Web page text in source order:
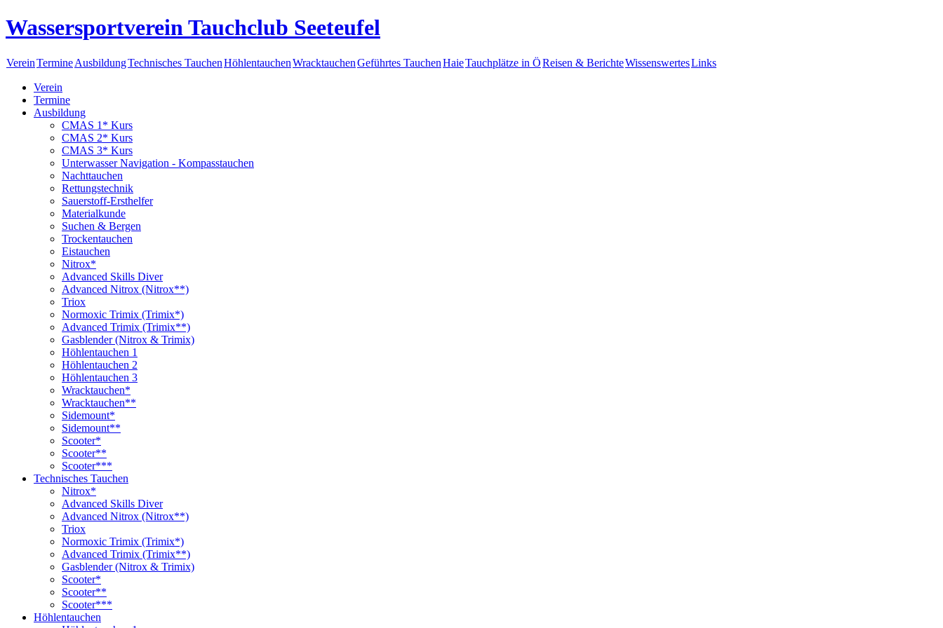
Wassersportverein Tauchclub Seeteufel
VereinTermineAusbildungTechnisches TauchenHöhlentauchenWracktauchenGeführtes TauchenHaieTauchplätze in ÖReisen & BerichteWissenswertesLinks
Verein
Termine
Ausbildung
CMAS 1* Kurs
CMAS 2* Kurs
CMAS 3* Kurs
Unterwasser Navigation - Kompasstauchen
Nachttauchen
Rettungstechnik
Sauerstoff-Ersthelfer
Materialkunde
Suchen & Bergen
Trockentauchen
Eistauchen
Nitrox*
Advanced Skills Diver
Advanced Nitrox (Nitrox**)
Triox
Normoxic Trimix (Trimix*)
Advanced Trimix (Trimix**)
Gasblender (Nitrox & Trimix)
Höhlentauchen 1
Höhlentauchen 2
Höhlentauchen 3
Wracktauchen*
Wracktauchen**
Sidemount*
Sidemount**
Scooter*
Scooter**
Scooter***
Technisches Tauchen
Nitrox*
Advanced Skills Diver
Advanced Nitrox (Nitrox**)
Triox
Normoxic Trimix (Trimix*)
Advanced Trimix (Trimix**)
Gasblender (Nitrox & Trimix)
Scooter*
Scooter**
Scooter***
Höhlentauchen